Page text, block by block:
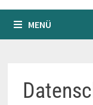
MENÜ